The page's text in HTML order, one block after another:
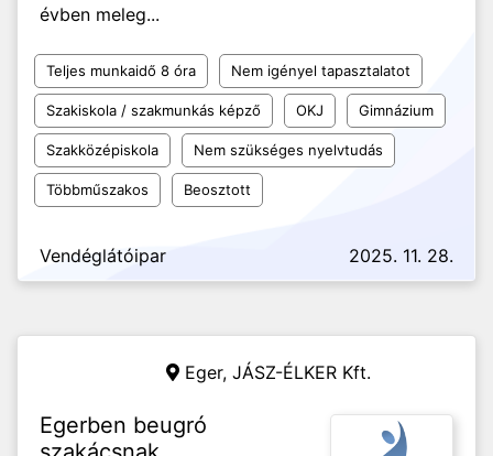
évben meleg...
Teljes munkaidő 8 óra Nem igényel tapasztalatot
Szakiskola / szakmunkás képző OKJ Gimnázium
Szakközépiskola Nem szükséges nyelvtudás
Többműszakos Beosztott
Vendéglátóipar 2025. 11. 28.
Eger, JÁSZ-ÉLKER Kft.
Egerben beugró